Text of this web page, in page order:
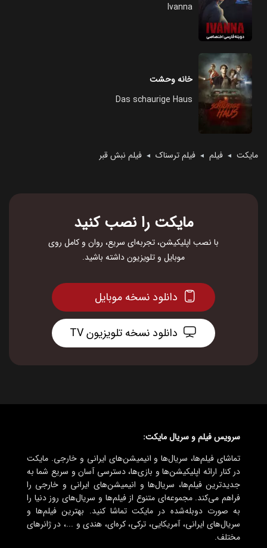
مایکت ◄ فیلم ◄ فیلم ترسناک ◄ فیلم نبش قبر
Ivanna
خانه وحشت
Das schaurige Haus
مایکت را نصب کنید
با نصب اپلیکیشن، تجربه‌ای سریع، روان و کامل روی
موبایل و تلویزیون داشته باشید.
دانلود نسخه موبایل
دانلود نسخه تلویزیون TV
سرویس فیلم و سریال مایکت:
تماشای فیلم‌ها، سریال‌ها و انیمیشن‌های ایرانی و خارجی. مایکت
در کنار ارائه اپلیکیشن‌ها و بازی‌ها، دسترسی آسان و سریع شما به
جدیدترین فیلم‌ها، سریال‌ها و انیمیشن‌های ایرانی و خارجی را
فراهم می‌کند. مجموعه‌ای متنوع از فیلم‌ها و سریال‌های روز دنیا را
به صورت دوبله‌شده در مایکت تماشا کنید. بهترین فیلم‌ها و
سریال‌های ایرانی، آمریکایی، ترکی، کره‌ای، هندی و ...، در ژانرهای
مختلف.